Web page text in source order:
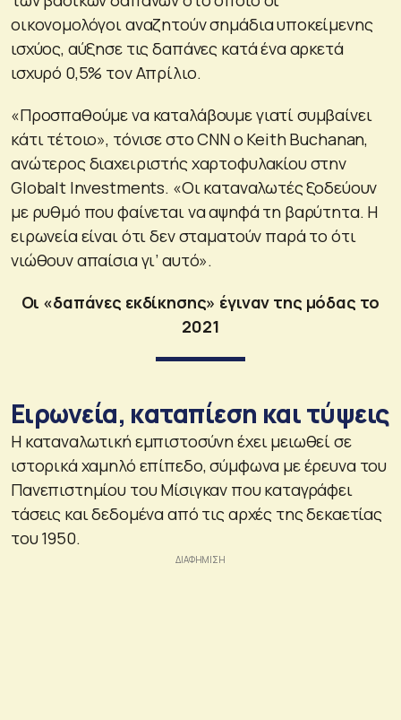
οικονομολόγοι αναζητούν σημάδια υποκείμενης
ισχύος, αύξησε τις δαπάνες κατά ένα αρκετά
ισχυρό 0,5% τον Απρίλιο.
«Προσπαθούμε να καταλάβουμε γιατί συμβαίνει
κάτι τέτοιο», τόνισε στο CNN ο Keith Buchanan,
ανώτερος διαχειριστής χαρτοφυλακίου στην
Globalt Investments. «Οι καταναλωτές ξοδεύουν
με ρυθμό που φαίνεται να αψηφά τη βαρύτητα. Η
ειρωνεία είναι ότι δεν σταματούν παρά το ότι
νιώθουν απαίσια γι’ αυτό».
Οι «δαπάνες εκδίκησης» έγιναν της μόδας το
2021
Ειρωνεία, καταπίεση και τύψεις
Η καταναλωτική εμπιστοσύνη έχει μειωθεί σε
ιστορικά χαμηλό επίπεδο, σύμφωνα με έρευνα του
Πανεπιστημίου του Μίσιγκαν που καταγράφει
τάσεις και δεδομένα από τις αρχές της δεκαετίας
του 1950.